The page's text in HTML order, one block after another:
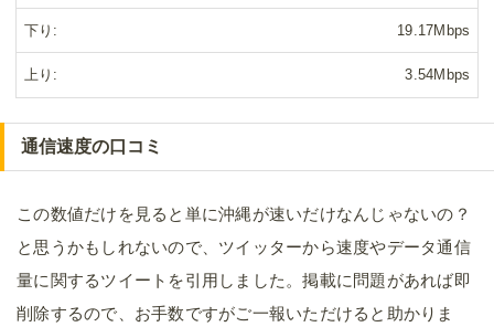
下り 19.17Mbps
上り 3.54Mbps
通信速度の口コミ
この数値だけを見ると単に沖縄が速いだけなんじゃないの？
と思うかもしれないので、ツイッターから速度やデータ通信
量に関するツイートを引用しました。掲載に問題があれば即
削除するので、お手数ですがご一報いただけると助かりま